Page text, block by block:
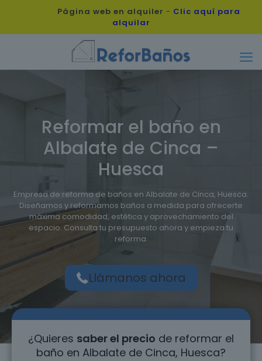
Página web en alquiler - Clic aquí para
alquilar
Reformar el baño en
Albalate de Cinca –
Huesca
Empresa de reforma de baños en Albalate de Cinca, Huesca.
Diseñamos y reformamos baños a medida para ofrecerte
máxima comodidad, estética y aprovechamiento del
espacio. Consulta tu presupuesto ahora y empieza tu
reforma.
Llámanos ahora
¿Quieres saber el precio de reformar el
baño en Albalate de Cinca, Huesca?